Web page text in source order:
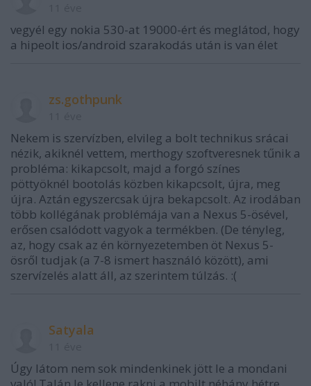
vegyél egy nokia 530-at 19000-ért és meglátod, hogy
a hipeolt ios/android szarakodás után is van élet
zs.gothpunk
Nekem is szervízben, elvileg a bolt technikus srácai
nézik, akiknél vettem, merthogy szoftveresnek tűnik a
probléma: kikapcsolt, majd a forgó színes
pöttyöknél bootolás közben kikapcsolt, újra, meg
újra. Aztán egyszercsak újra bekapcsolt. Az irodában
több kollégának problémája van a Nexus 5-ösével,
erősen csalódott vagyok a termékben. (De tényleg,
az, hogy csak az én környezetemben öt Nexus 5-
ösről tudjak (a 7-8 ismert használó között), ami
szervízelés alatt áll, az szerintem túlzás. :(
Satyala
Úgy látom nem sok mindenkinek jött le a mondani